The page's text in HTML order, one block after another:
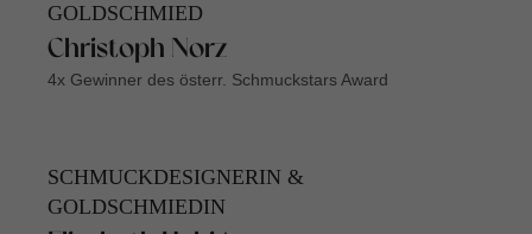
GOLDSCHMIED
Christoph Norz
4x Gewinner des österr. Schmuckstars Award
SCHMUCKDESIGNERIN &
GOLDSCHMIEDIN